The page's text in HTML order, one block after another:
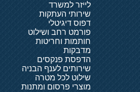
לייזר למשרד
שירותי העתקות
דפוס דיגיטלי
פורמט רחב ושילוט
חותמות וחריטות
מדבקות
הדפסת פנקסים
שירותים לענף הבניה
שילוט לכל מטרה
מוצרי פרסום ומתנות